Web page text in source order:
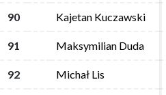
90 Kajetan Kuczawski
91 Maksymilian Duda
92 Michał Lis
90 Kajetan Kuczawski
91 Maksymilian Duda
92 Michał Lis